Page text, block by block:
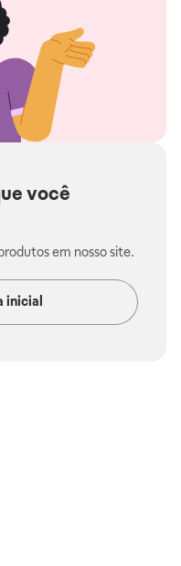
você
em nosso site.
inicial